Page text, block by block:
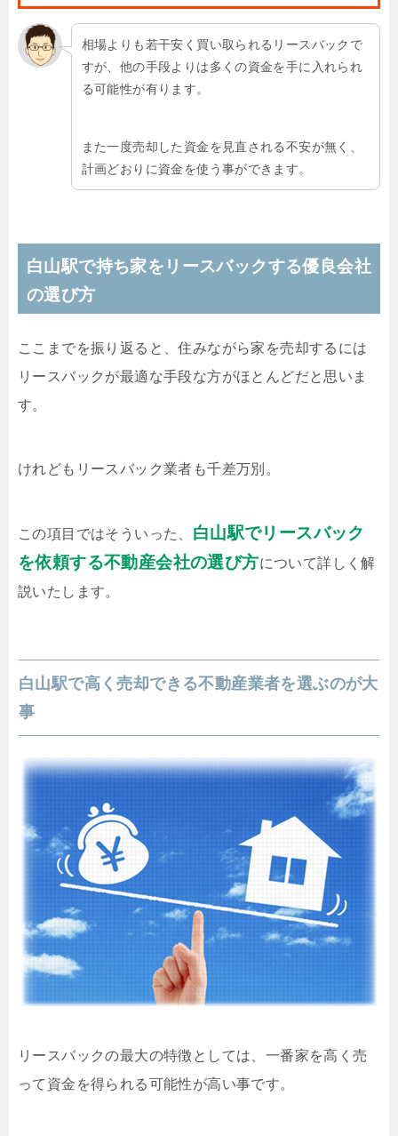
相場よりも若干安く買い取られるリースバックで
すが、他の手段よりは多くの資金を手に入れられ
る可能性が有ります。
また一度売却した資金を見直される不安が無く、
計画どおりに資金を使う事ができます。
白山駅で持ち家をリースバックする優良会社
の選び方
ここまでを振り返ると、住みながら家を売却するには
リースバックが最適な手段な方がほとんどだと思いま
す。
けれどもリースバック業者も千差万別。
この項目ではそういった、 白山駅でリースバック
を依頼する不動産会社の選び方について詳しく解
説いたします。
白山駅で高く売却できる不動産業者を選ぶのが大
事
リースバックの最大の特徴としては、一番家を高く売
って資金を得られる可能性が高い事です。